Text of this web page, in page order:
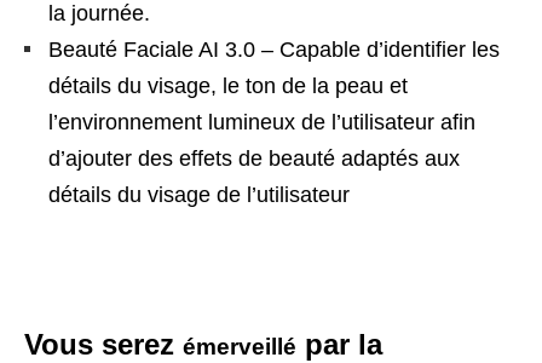
la journée.
Beauté Faciale AI 3.0 – Capable d’identifier les
détails du visage, le ton de la peau et
l’environnement lumineux de l’utilisateur afin
d’ajouter des effets de beauté adaptés aux
détails du visage de l’utilisateur
Vous serez émerveillé par la